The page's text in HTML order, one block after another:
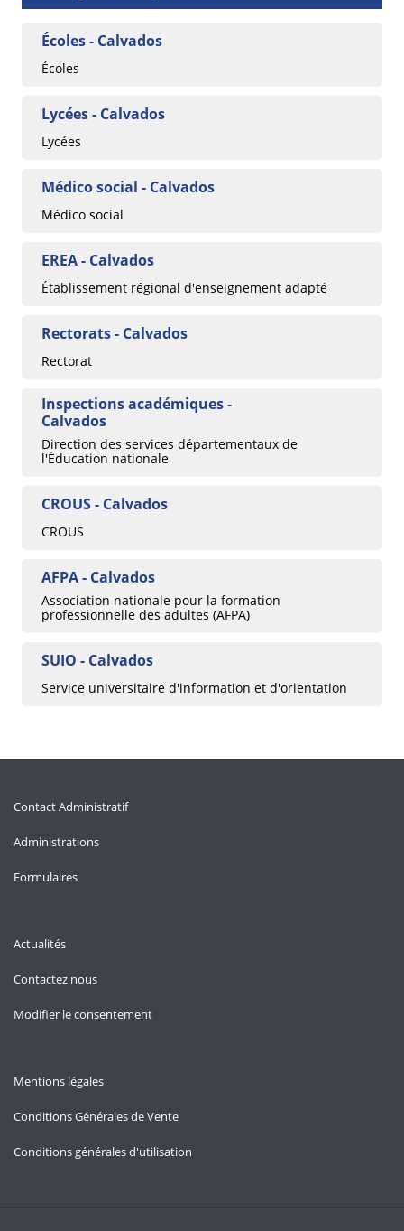
Écoles - Calvados
Écoles
Lycées - Calvados
Lycées
Médico social - Calvados
Médico social
EREA - Calvados
Établissement régional d'enseignement adapté
Rectorats - Calvados
Rectorat
Inspections académiques -
Calvados
Direction des services départementaux de
l'Éducation nationale
CROUS - Calvados
CROUS
AFPA - Calvados
Association nationale pour la formation
professionnelle des adultes (AFPA)
SUIO - Calvados
Service universitaire d'information et d'orientation
Contact Administratif
Administrations
Formulaires
Actualités
Contactez nous
Modifier le consentement
Mentions légales
Conditions Générales de Vente
Conditions générales d'utilisation